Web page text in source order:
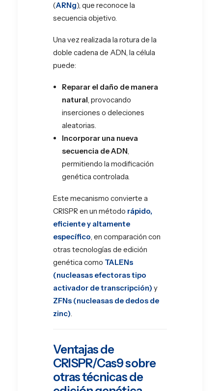
(ARNg), que reconoce la
secuencia objetivo.
Una vez realizada la rotura de la
doble cadena de ADN, la célula
puede:
Reparar el daño de manera
natural, provocando
inserciones o deleciones
aleatorias.
Incorporar una nueva
secuencia de ADN,
permitiendo la modificación
genética controlada.
Este mecanismo convierte a
CRISPR en un método rápido,
eficiente y altamente
específico, en comparación con
otras tecnologías de edición
genética como TALENs
(nucleasas efectoras tipo
activador de transcripción) y
ZFNs (nucleasas de dedos de
zinc).
Ventajas de
CRISPR/Cas9 sobre
otras técnicas de